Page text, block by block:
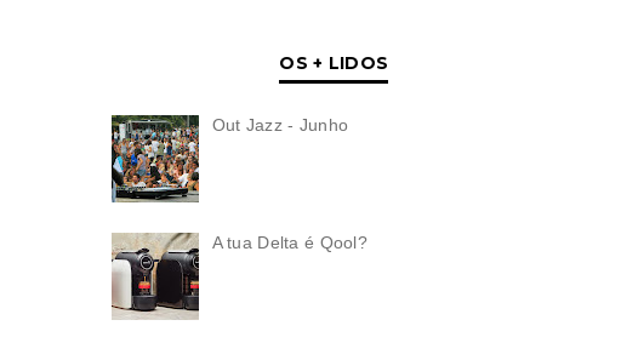
OS + LIDOS
Out Jazz - Junho
A tua Delta é Qool?